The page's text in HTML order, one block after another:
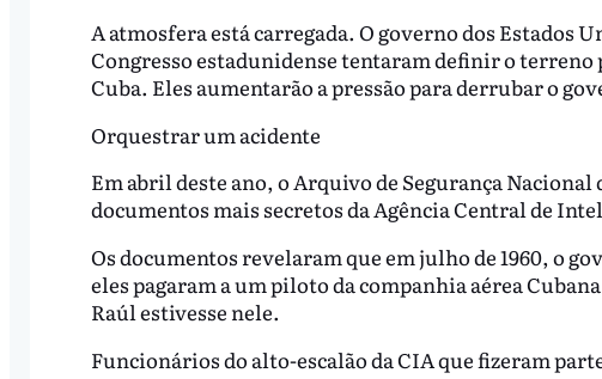
A atmosfera está carregada. O governo dos Estados
Congresso estadunidense tentaram definir o terreno
Cuba. Eles aumentarão a pressão para derrubar o
Orquestrar um acidente
Em abril deste ano, o Arquivo de Segurança Nacional
documentos mais secretos da Agência Central de
Os documentos revelaram que em julho de 1960, o
eles pagaram a um piloto da companhia aérea
Raúl estivesse nele.
Funcionários do alto-escalão da CIA que fizeram